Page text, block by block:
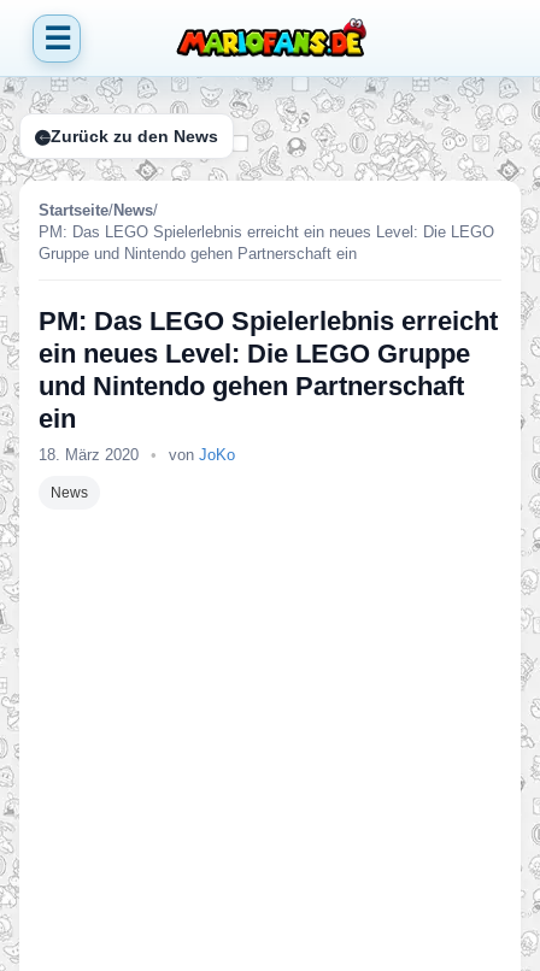
☰
Zurück zu den News
Startseite/News/
PM: Das LEGO Spielerlebnis erreicht ein neues Level: Die LEGO
Gruppe und Nintendo gehen Partnerschaft ein
PM: Das LEGO Spielerlebnis erreicht
ein neues Level: Die LEGO Gruppe
und Nintendo gehen Partnerschaft
ein
18. März 2020 • von JoKo
News